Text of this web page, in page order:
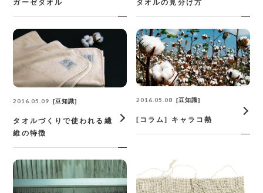
ガーゼタオル タオルの見分け方
2016.05.09 豆知識
タオルづくりで使われる繊
維の特徴
2016.05.08 豆知識
[コラム] キャラコ熱